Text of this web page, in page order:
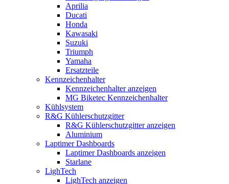
Aprilia
Ducati
Honda
Kawasaki
Suzuki
Triumph
Yamaha
Ersatzteile
Kennzeichenhalter
Kennzeichenhalter anzeigen
MG Biketec Kennzeichenhalter
Kühlsystem
R&G Kühlerschutzgitter
R&G Kühlerschutzgitter anzeigen
Aluminium
Laptimer Dashboards
Laptimer Dashboards anzeigen
Starlane
LighTech
LighTech anzeigen